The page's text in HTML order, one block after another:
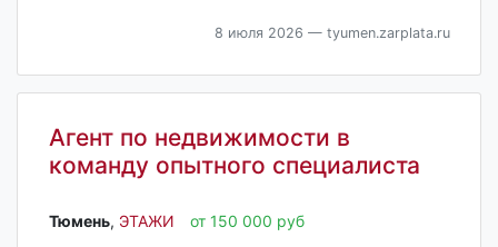
8 июля 2026 — tyumen.zarplata.ru
Агент по недвижимости в
команду опытного специалиста
Тюмень‎, ЭТАЖИ от 150 000 руб